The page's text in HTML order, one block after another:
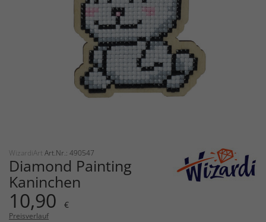
WizardiArt Art.Nr.: 490547
Diamond Painting
Kaninchen
10,90 €
Preisverlauf